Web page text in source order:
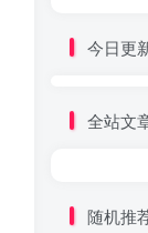
今日更
全站文
随机推